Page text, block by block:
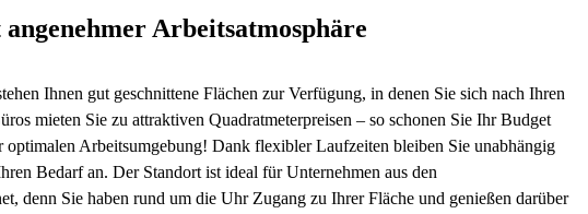
Arbeitsatmosphäre
Ihnen gut geschnittene Flächen zur Verfügung, in denen Sie sich nach Ihren
mieten Sie zu attraktiven Quadratmeterpreisen – so schonen Sie Ihr Budget
Arbeitsumgebung! Dank flexibler Laufzeiten bleiben Sie unabhängig
Bedarf an. Der Standort ist ideal für Unternehmen aus den
denn Sie haben rund um die Uhr Zugang zu Ihrer Fläche und genießen darüber